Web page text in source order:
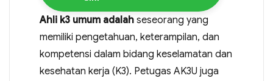
Ahli k3 umum adalahseseorang yang
memiliki pengetahuan, keterampilan, dan
kompetensi dalam bidang keselamatan dan
kesehatan kerja (K3). Petugas AK3U juga